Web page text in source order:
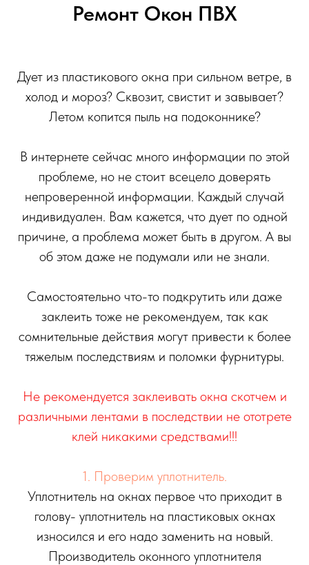
Ремонт Окон ПВХ
Дует из пластикового окна при сильном ветре, в
холод и мороз? Сквозит, свистит и завывает?
Летом копится пыль на подоконнике?
В интернете сейчас много информации по этой
проблеме, но не стоит всецело доверять
непроверенной информации. Каждый случай
индивидуален. Вам кажется, что дует по одной
причине, а проблема может быть в другом. А вы
об этом даже не подумали или не знали.
Самостоятельно что-то подкрутить или даже
заклеить тоже не рекомендуем, так как
сомнительные действия могут привести к более
тяжелым последствиям и поломки фурнитуры.
Не рекомендуется заклеивать окна скотчем и
различными лентами в последствии не ототрете
клей никакими средствами!!!
1. Проверим уплотнитель.
Уплотнитель на окнах первое что приходит в
голову- уплотнитель на пластиковых окнах
износился и его надо заменить на новый.
Производитель оконного уплотнителя